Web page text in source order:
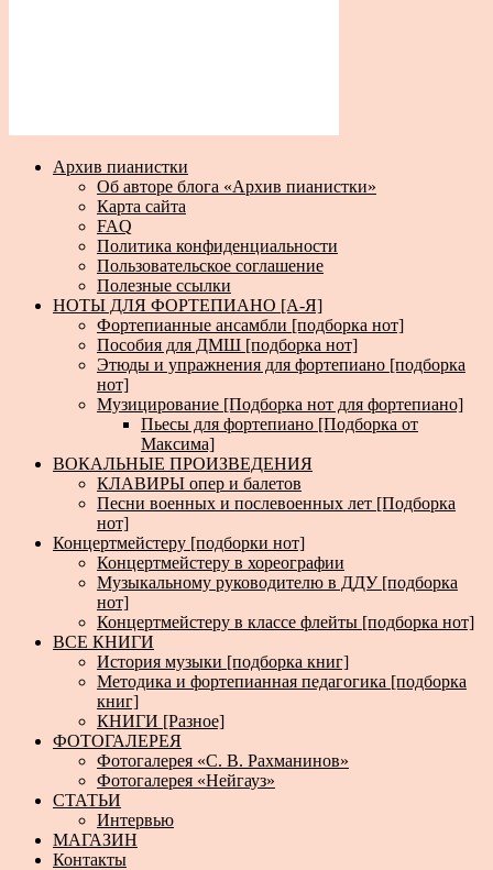
Архив пианистки
Об авторе блога «Архив пианистки»
Карта сайта
FAQ
Политика конфиденциальности
Пользовательское соглашение
Полезные ссылки
НОТЫ ДЛЯ ФОРТЕПИАНО [А-Я]
Фортепианные ансамбли [подборка нот]
Пособия для ДМШ [подборка нот]
Этюды и упражнения для фортепиано [подборка
нот]
Музицирование [Подборка нот для фортепиано]
Пьесы для фортепиано [Подборка от
Максима]
ВОКАЛЬНЫЕ ПРОИЗВЕДЕНИЯ
КЛАВИРЫ опер и балетов
Песни военных и послевоенных лет [Подборка
нот]
Концертмейстеру [подборки нот]
Концертмейстеру в хореографии
Музыкальному руководителю в ДДУ [подборка
нот]
Концертмейстеру в классе флейты [подборка нот]
ВСЕ КНИГИ
История музыки [подборка книг]
Методика и фортепианная педагогика [подборка
книг]
КНИГИ [Разное]
ФОТОГАЛЕРЕЯ
Фотогалерея «С. В. Рахманинов»
Фотогалерея «Нейгауз»
СТАТЬИ
Интервью
МАГАЗИН
Контакты